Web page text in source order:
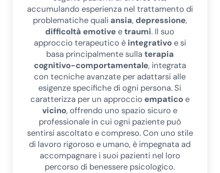
accumulando esperienza nel trattamento di
problematiche quali ansia, depressione,
difficoltà emotiveetraumi. Il suo
approccio terapeutico è integrativoe si
basa principalmente sulla terapia
cognitivo-comportamentale, integrata
con tecniche avanzate per adattarsi alle
esigenze specifiche di ogni persona. Si
caratterizza per un approccio empaticoe
vicino, offrendo uno spazio sicuro e
professionale in cui ogni paziente può
sentirsi ascoltato e compreso. Con uno stile
di lavoro rigoroso e umano, è impegnata ad
accompagnare i suoi pazienti nel loro
percorso di benessere psicologico.